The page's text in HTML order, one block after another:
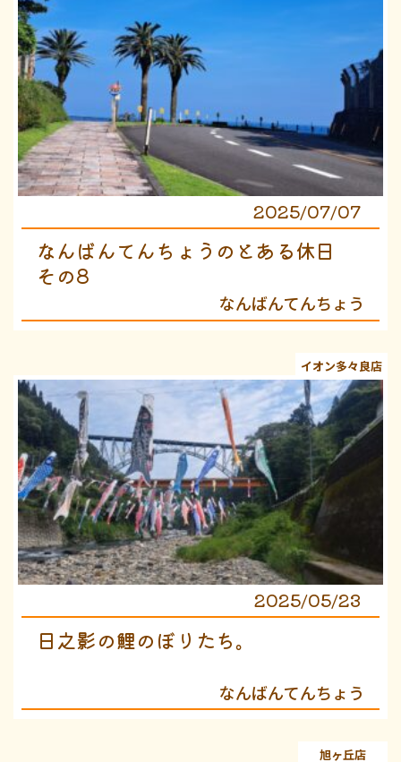
2025/07/07
なんばんてんちょうのとある休日
その8
なんばんてんちょう
イオン多々良店
2025/05/23
日之影の鯉のぼりたち。
なんばんてんちょう
旭ヶ丘店